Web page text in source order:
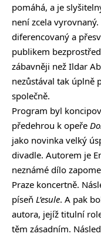
pomáhá, a je
není zcela
diferencovaný a
publikem
zábavněji než Ildar
nezůstával tak úplně
společně.
Program byl
předehrou k opeře
jako novinka velký
divadle. Autorem je
neznámé dílo
Praze koncertně.
píseň L’esule. A pak
autora, jejíž titulní
těm zásadním.